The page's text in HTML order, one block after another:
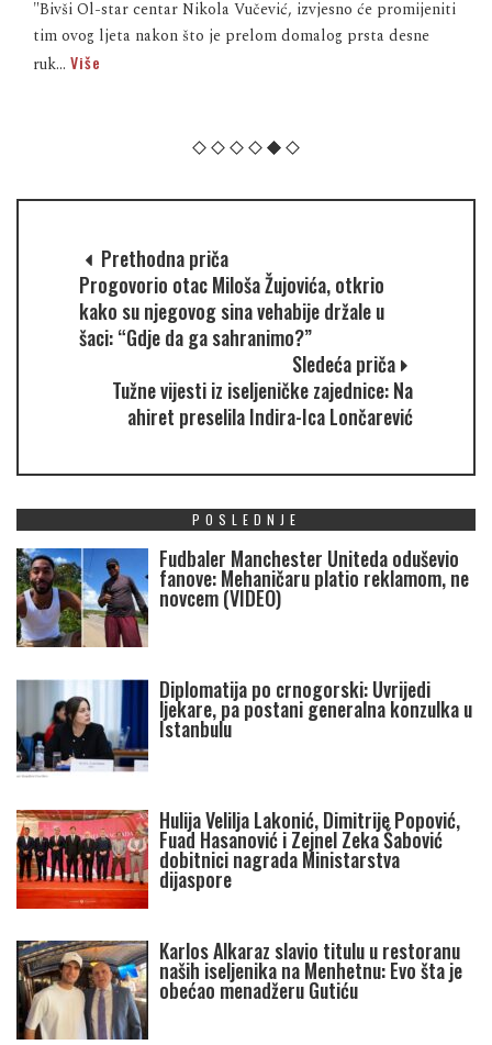
"Bivši Ol-star centar Nikola Vučević, izvjesno će promijeniti
tim ovog ljeta nakon što je prelom domalog prsta desne
ruk... Više
Prethodna priča
Progovorio otac Miloša Žujovića, otkrio
kako su njegovog sina vehabije držale u
šaci: “Gdje da ga sahranimo?”
Sledeća priča
Tužne vijesti iz iseljeničke zajednice: Na
ahiret preselila Indira-Ica Lončarević
POSLEDNJE
Fudbaler Manchester Uniteda oduševio
fanove: Mehaničaru platio reklamom, ne
novcem (VIDEO)
Diplomatija po crnogorski: Uvrijedi
ljekare, pa postani generalna konzulka u
Istanbulu
Hulija Velilja Lakonić, Dimitrije Popović,
Fuad Hasanović i Zejnel Zeka Šabović
dobitnici nagrada Ministarstva
dijaspore
Karlos Alkaraz slavio titulu u restoranu
naših iseljenika na Menhetnu: Evo šta je
obećao menadžeru Gutiću